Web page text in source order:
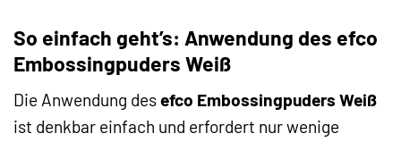
So einfach geht’s: Anwendung des efco
Embossingpuders Weiß
Die Anwendung desefco Embossingpuders Weiß
ist denkbar einfach und erfordert nur wenige